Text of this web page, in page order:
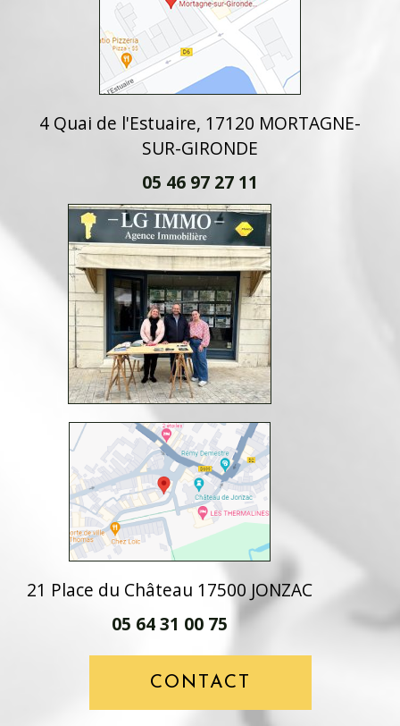
4 Quai de l'Estuaire, 17120 MORTAGNE-
SUR-GIRONDE
05 46 97 27 11
21 Place du Château 17500 JONZAC
05 64 31 00 75
CONTACT